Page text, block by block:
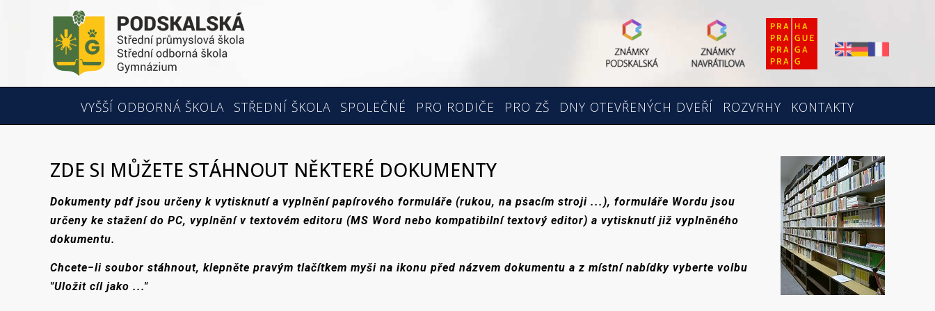
VYŠŠÍ ODBORNÁ ŠKOLA STŘEDNÍ ŠKOLA SPOLEČNÉ PRO RODIČE PRO ZŠ DNY OTEVŘENÝCH DVEŘÍ ROZVRHY KONTAKTY
ZDE SI MŮŽETE STÁHNOUT NĚKTERÉ DOKUMENTY
Dokumenty pdf jsou určeny k vytisknutí a vyplnění papírového formuláře (rukou, na psacím stroji ...), formuláře Wordu jsou
určeny ke stažení do PC, vyplnění v textovém editoru (MS Word nebo kompatibilní textový editor) a vytisknutí již vyplněného
dokumentu.
Chcete−li soubor stáhnout, klepněte pravým tlačítkem myši na ikonu před názvem dokumentu a z místní nabídky vyberte volbu
"Uložit cíl jako ..."